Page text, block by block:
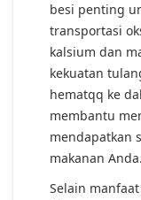
besi penting
transportasi
kalsium dan
kekuatan
hematqq ke
membantu
mendapatkan
makanan Anda.
Selain